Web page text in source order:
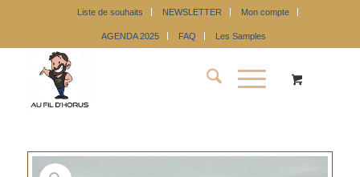
Liste de souhaits NEWSLETTER Mon compte
AGENDA 2025 FAQ Les Samples